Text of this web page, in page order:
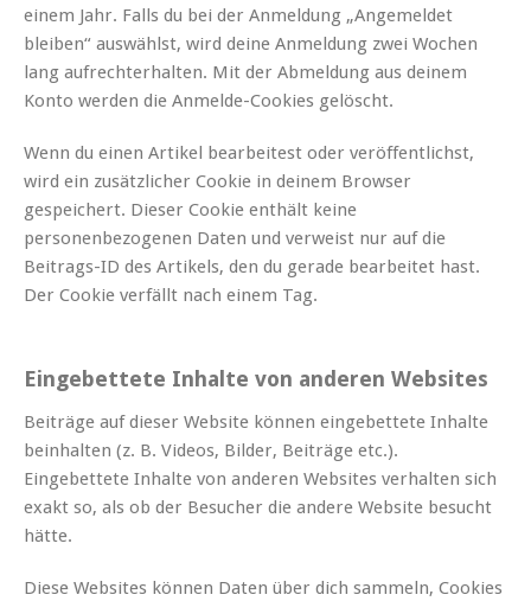
einem Jahr. Falls du bei der Anmeldung „Angemeldet
bleiben“ auswählst, wird deine Anmeldung zwei Wochen
lang aufrechterhalten. Mit der Abmeldung aus deinem
Konto werden die Anmelde-Cookies gelöscht.
Wenn du einen Artikel bearbeitest oder veröffentlichst,
wird ein zusätzlicher Cookie in deinem Browser
gespeichert. Dieser Cookie enthält keine
personenbezogenen Daten und verweist nur auf die
Beitrags-ID des Artikels, den du gerade bearbeitet hast.
Der Cookie verfällt nach einem Tag.
Eingebettete Inhalte von anderen Websites
Beiträge auf dieser Website können eingebettete Inhalte
beinhalten (z. B. Videos, Bilder, Beiträge etc.).
Eingebettete Inhalte von anderen Websites verhalten sich
exakt so, als ob der Besucher die andere Website besucht
hätte.
Diese Websites können Daten über dich sammeln, Cookies